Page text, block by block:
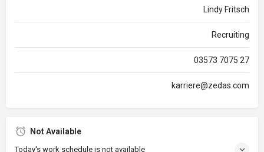
Lindy Fritsch
Recruiting
03573 7075 27
karriere@zedas.com
Not Available
Today's work schedule is not available